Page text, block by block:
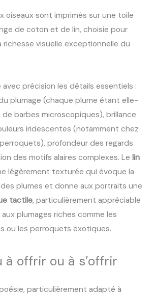
oiseaux sont imprimés sur une toile
de coton et de lin, choisie pour
richesse visuelle exceptionnelle du
précision les détails essentiels :
plumage (chaque plume étant elle-
barbes microscopiques), brillance
iridescentes (notamment chez
profondeur des regards
des motifs alaires complexes. Le lin
légèrement texturée qui évoque la
plumes et donne aux portraits une
tactile, particulièrement appréciable
plumages riches comme les
ou les perroquets exotiques.
à offrir ou à s’offrir
particulièrement adapté à